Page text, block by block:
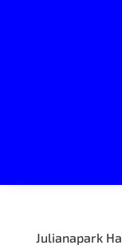
Julianapark